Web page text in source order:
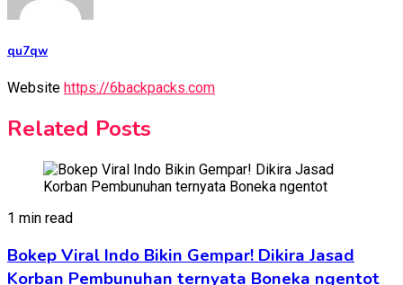
qu7qw
Website https://6backpacks.com
Related Posts
1 min read
Bokep Viral Indo Bikin Gempar! Dikira Jasad
Korban Pembunuhan ternyata Boneka ngentot